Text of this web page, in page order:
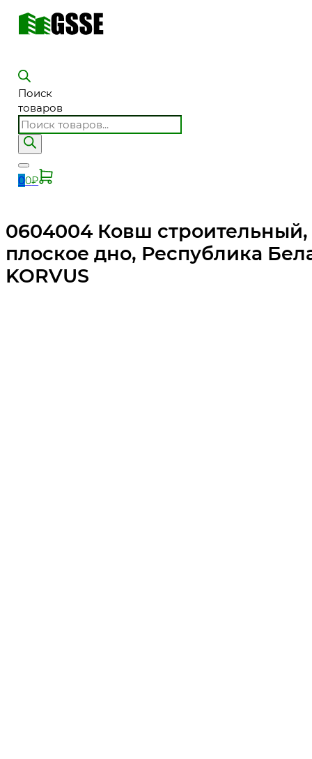
Поиск
товаров
00₽
0604004 Ковш строительный,
плоское дно, Республика
KORVUS